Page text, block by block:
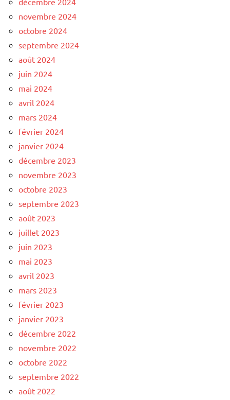
novembre 2024
octobre 2024
septembre 2024
août 2024
juin 2024
mai 2024
avril 2024
mars 2024
février 2024
janvier 2024
décembre 2023
novembre 2023
octobre 2023
septembre 2023
août 2023
juillet 2023
juin 2023
mai 2023
avril 2023
mars 2023
février 2023
janvier 2023
décembre 2022
novembre 2022
octobre 2022
septembre 2022
août 2022